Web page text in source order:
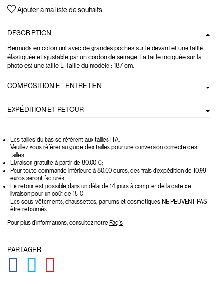
Ajouter à ma liste de souhaits
DESCRIPTION
Bermuda en coton uni avec de grandes poches sur le devant et une taille
élastiquée et ajustable par un cordon de serrage. La taille indiquée sur la
photo est une taille L. Taille du modèle : 187 cm.
COMPOSITION ET ENTRETIEN
EXPÉDITION ET RETOUR
Les tailles du bas se réfèrent aux tailles ITA.
Veuillez vous référer au guide des tailles pour une conversion correcte des
tailles.
Livraison gratuite à partir de 80.00 €;
Pour toute commande inférieure à 80.00 euros, des frais d'expédition de 10.99
euros seront facturés;
Le retour est possible dans un délai de 14 jours à compter de la date de
livraison pour un coût de 15 €
Les sous-vêtements, chaussettes, parfums et cosmétiques NE PEUVENT PAS
être retournés.
Pour plus d'informations, consultez notre Faq's
PARTAGER
GLOBAL.SOCIALSHARE.FACEBOOK
GLOBAL.SOCIALSHARE.TWITTER